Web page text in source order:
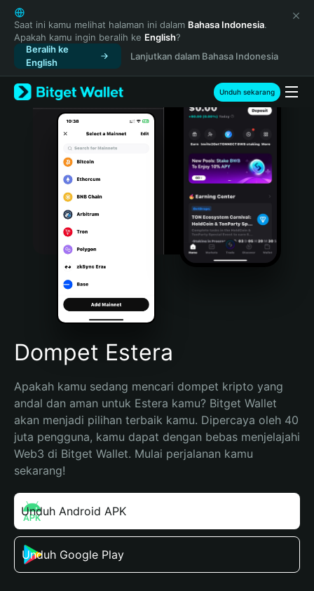
English
日本語
Tiếng Việt
Русский
Español (Latinoamérica)
Türkçe
Italiano
Português (Portugal)
Bahasa Indonesia
Português (Brasil)
Español (Argentina)
Saat ini kamu melihat halaman ini dalam Bahasa Indonesia.
Apakah kamu ingin beralih ke English?
Beralih ke
English
Lanjutkan dalam Bahasa Indonesia
Unduh sekarang
Dompet Estera
Apakah kamu sedang mencari dompet kripto yang
andal dan aman untuk Estera kamu? Bitget Wallet
akan menjadi pilihan terbaik kamu. Dipercaya oleh 40
juta pengguna, kamu dapat dengan bebas menjelajahi
Web3 di Bitget Wallet. Mulai perjalanan kamu
sekarang!
Unduh Android APK
Unduh Google Play